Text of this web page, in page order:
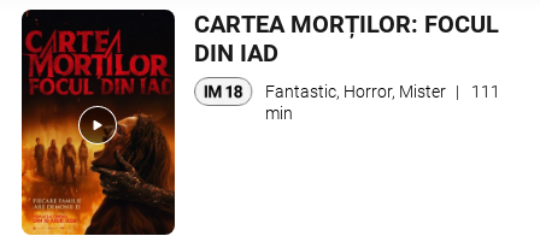
CARTEA MORȚILOR: FOCUL
DIN IAD
Fantastic, Horror, Mister |
111
min